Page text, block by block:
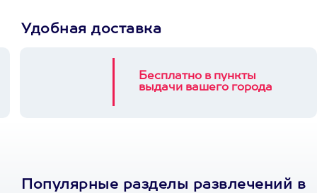
Удобная доставка
Бесплатно в пункты
выдачи вашего города
Популярные разделы развлечений в